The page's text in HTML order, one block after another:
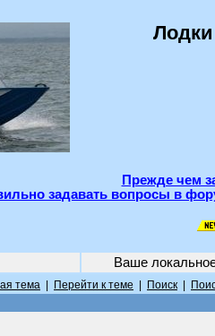
Прежде чем
задавать вопросы в
Ваше
тема Перейти к теме Поиск